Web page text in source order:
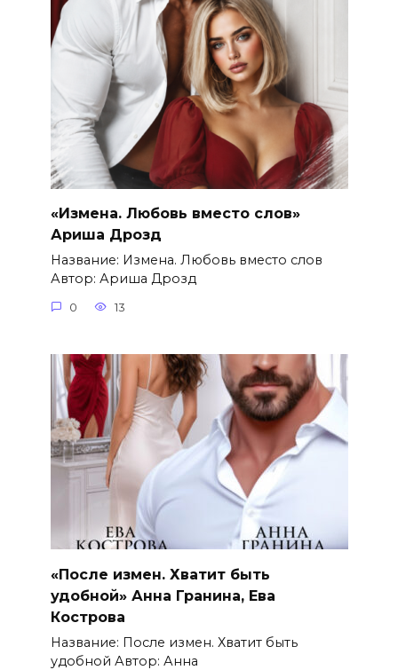
«Измена. Любовь вместо слов»
Ариша Дрозд
Название: Измена. Любовь вместо слов
Автор: Ариша Дрозд
0 13
«После измен. Хватит быть
удобной» Анна Гранина, Ева
Кострова
Название: После измен. Хватит быть
удобной Автор: Анна